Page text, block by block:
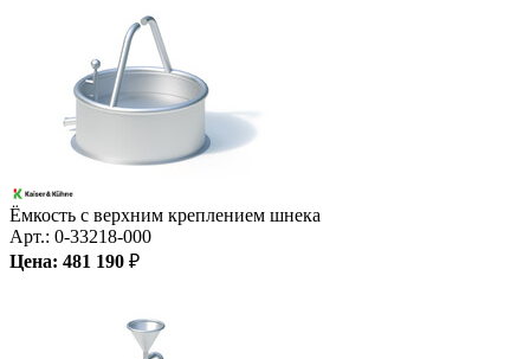
Ёмкость с верхним креплением шнека
Арт.: 0-33218-000
Цена: 481 190 ₽